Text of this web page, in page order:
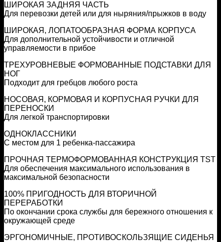
ШИРОКАЯ ЗАДНЯЯ ЧАСТЬ
Для перевозки детей или для ныряния/прыжков в воду
ШИРОКАЯ, ЛОПАТООБРАЗНАЯ ФОРМА КОРПУСА
Для дополнительной устойчивости и отличной
управляемости в прибое
ТРЕХУРОВНЕВЫЕ ФОРМОВАННЫЕ ПОДСТАВКИ ДЛЯ
НОГ
Подходит для гребцов любого роста
НОСОВАЯ, КОРМОВАЯ И КОРПУСНАЯ РУЧКИ ДЛЯ
ПЕРЕНОСКИ
Для легкой транспортировки
ОДНОКЛАССНИКИ
С местом для 1 ребенка-пассажира
ПРОЧНАЯ ТЕРМОФОРМОВАННАЯ КОНСТРУКЦИЯ TST
Для обеспечения максимального использования в
максимальной безопасности
100% ПРИГОДНОСТЬ ДЛЯ ВТОРИЧНОЙ
ПЕРЕРАБОТКИ
По окончании срока службы для бережного отношения к
окружающей среде
ЭРГОНОМИЧНЫЕ, ПРОТИВОСКОЛЬЗЯЩИЕ СИДЕНЬЯ